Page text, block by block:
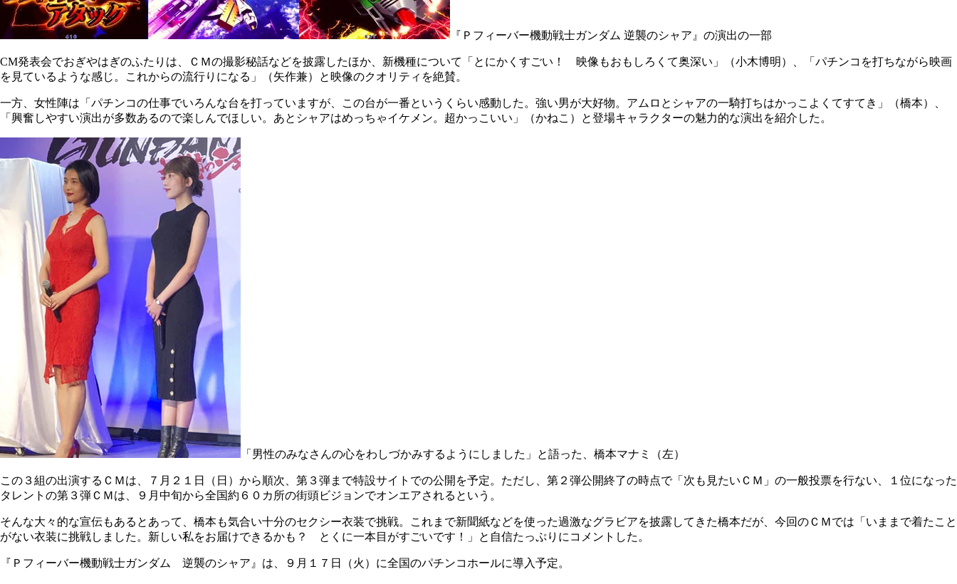
『Ｐフィーバー機動戦士ガンダム 逆襲のシャア』の演出の一部
CM発表会でおぎやはぎのふたりは、ＣＭの撮影秘話などを披露したほか、新機種について「とにかくすごい！ 映像もおもしろくて奥深い」（小木博明）、「パチンコを打ちながら映画
を見ているような感じ。これからの流行りになる」（矢作兼）と映像のクオリティを絶賛。
一方、女性陣は「パチンコの仕事でいろんな台を打っていますが、この台が一番というくらい感動した。強い男が大好物。アムロとシャアの一騎打ちはかっこよくてすてき」（橋本）、
「興奮しやすい演出が多数あるので楽しんでほしい。あとシャアはめっちゃイケメン。超かっこいい」（かねこ）と登場キャラクターの魅力的な演出を紹介した。
「男性のみなさんの心をわしづかみするようにしました」と語った、橋本マナミ（左）
この３組の出演するＣＭは、７月２１日（日）から順次、第３弾まで特設サイトでの公開を予定。ただし、第２弾公開終了の時点で「次も見たいＣＭ」の一般投票を行ない、１位になった
タレントの第３弾ＣＭは、９月中旬から全国約６０カ所の街頭ビジョンでオンエアされるという。
そんな大々的な宣伝もあるとあって、橋本も気合い十分のセクシー衣装で挑戦。これまで新聞紙などを使った過激なグラビアを披露してきた橋本だが、今回のＣＭでは「いままで着たこと
がない衣装に挑戦しました。新しい私をお届けできるかも？ とくに一本目がすごいです！」と自信たっぷりにコメントした。
『Ｐフィーバー機動戦士ガンダム 逆襲のシャア』は、９月１７日（火）に全国のパチンコホールに導入予定。